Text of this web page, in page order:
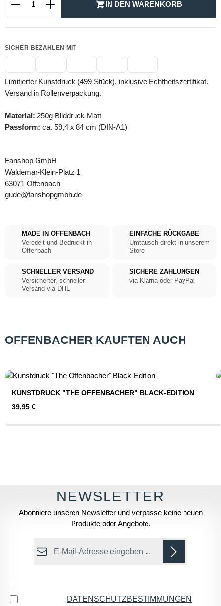
IN DEN WARENKORB
SICHER BEZAHLEN MIT
Limitierter Kunstdruck (499 Stück), inklusive Echtheitszertifikat.
Versand in Rollenverpackung.
Material: 250g Bilddruck Matt
Passform: ca. 59,4 x 84 cm (DIN-A1)
Fanshop GmbH
Waldemar-Klein-Platz 1
63071 Offenbach
gude@fanshopgmbh.de
MADE IN OFFENBACH
Veredelt und Bedruckt in
Offenbach
EINFACHE RÜCKGABE
Umtausch direkt in unserem
Store
SCHNELLER VERSAND
Versicherter, schneller
Versand via DHL
SICHERE ZAHLUNGEN
via Klarna oder PayPal
OFFENBACHER KAUFTEN AUCH
KUNSTDRUCK "THE OFFENBACHER" BLACK-EDITION
Regulärer Preis:
39,95 €
Abonniere unseren Newsletter und verpasse keine neuen
Produkte oder Angebote.
E-Mail-Adresse*
DATENSCHUTZBESTIMMUNGEN